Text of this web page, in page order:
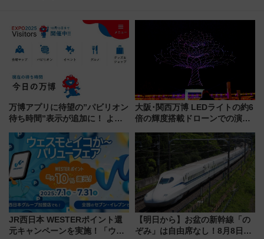
万博アプリに待望の”パビリオン
待ち時間”表示が追加に！ より
ンプもスタート（大阪･関西万
博）
大阪･関西万博 LEDライトの約6
倍の輝度搭載ドローンでの演出
7月7日～
JR西日本 WESTERポイント還
元キャンペーンを実施！「ウェ
【明日から】お盆の新幹線「の
ぞみ」は自由席なし！8月8日午